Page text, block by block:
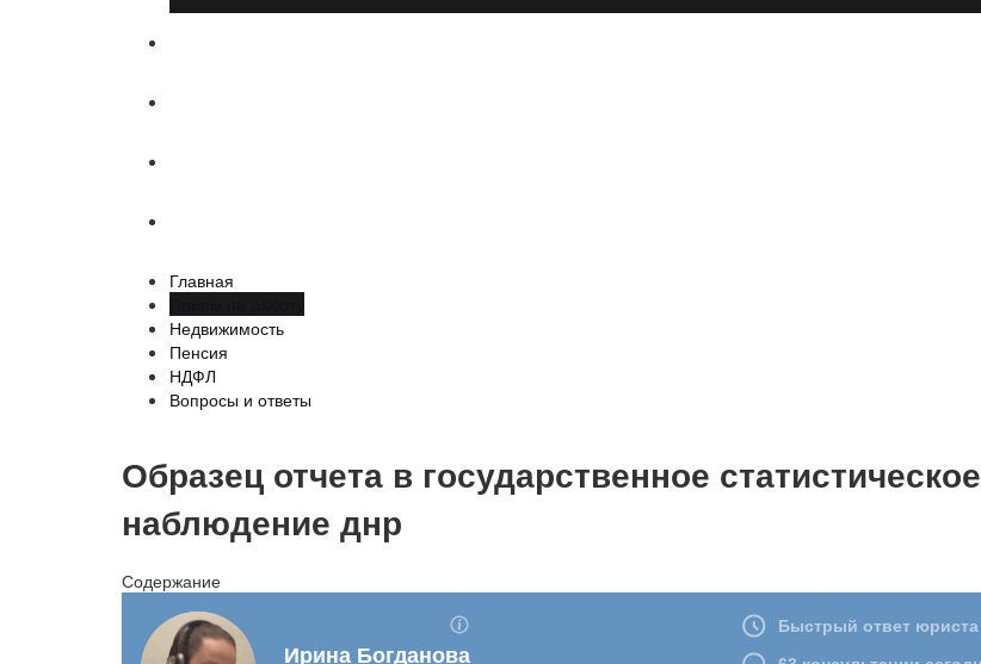
Главная
Недвижимость
Пенсия
НДФЛ
Вопросы и ответы
Образец отчета в государственное статистическое
наблюдение днр
Содержание